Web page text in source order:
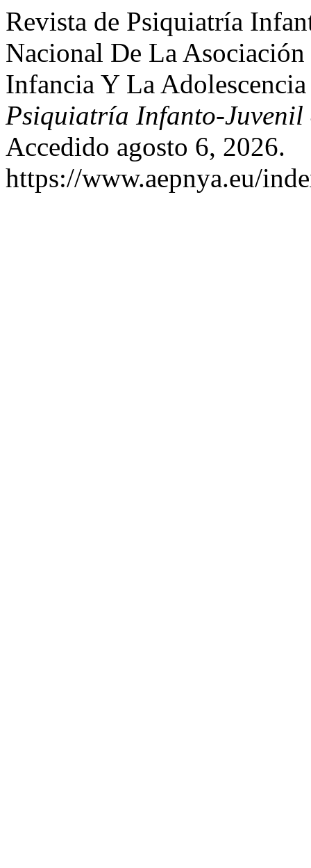
Revista de Psiquiatría
Nacional De La
Infancia Y La
Psiquiatría Infanto-Juvenil
Accedido agosto 6, 2026.
https://www.aepnya.eu/